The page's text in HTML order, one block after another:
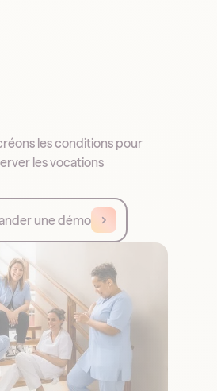
les conditions pour
les vocations
une démo